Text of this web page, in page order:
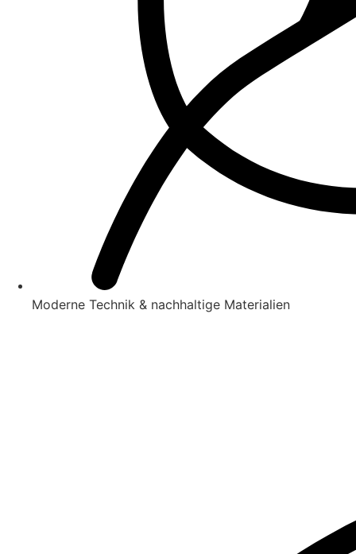
Moderne Technik & nachhaltige Materialien